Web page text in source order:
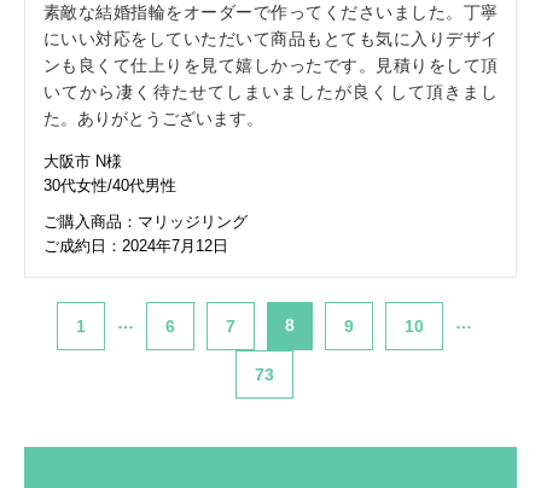
素敵な結婚指輪をオーダーで作ってくださいました。丁寧
にいい対応をしていただいて商品もとても気に入りデザイ
ンも良くて仕上りを見て嬉しかったです。見積りをして頂
いてから凄く待たせてしまいましたが良くして頂きまし
た。ありがとうございます。
大阪市 N様
30代女性/40代男性
ご購入商品：マリッジリング
ご成約日：2024年7月12日
1 … 6 7 8 9 10 …
73